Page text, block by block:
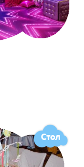
Стол